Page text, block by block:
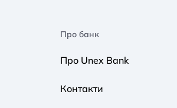
Про банк
Про Unex Bank
Контакти